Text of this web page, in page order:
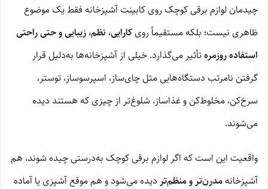
چیدمان لوازم برقی کوچک روی کابینت آشپزخانه فقط یک موضوع
ظاهری نیست؛ بلکه مستقیماً رویکارایی، نظم، زیبایی و حتی راحتی
استفاده روزمرهتأثیر می‌گذارد. خیلی از آشپزخانه‌ها به‌دلیل قرار
گرفتن نامرتب دستگاه‌هایی مثل چای‌ساز، اسپرسوساز، توستر،
سرخ‌کن، مخلوط‌کن و غذاساز، شلوغ‌تر از چیزی که هستند دیده
می‌شوند.
واقعیت این است که اگر لوازم برقی کوچک به‌درستی چیده شوند، هم
آشپزخانهمدرن‌تر و منظم‌تردیده می‌شود و هم موقع آشپزی یا آماده